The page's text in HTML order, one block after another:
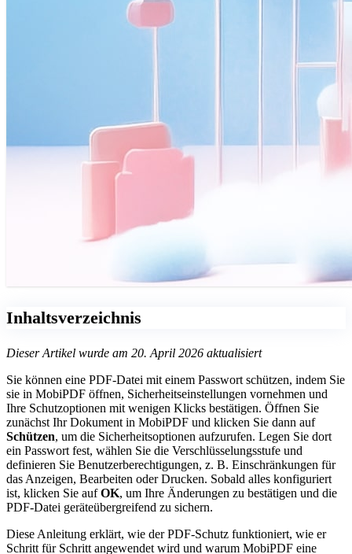
Inhaltsverzeichnis
Dieser Artikel wurde am 20. April 2026 aktualisiert
Sie können eine PDF-Datei mit einem Passwort schützen, indem Sie
sie in MobiPDF öffnen, Sicherheitseinstellungen vornehmen und
Ihre Schutzoptionen mit wenigen Klicks bestätigen. Öffnen Sie
zunächst Ihr Dokument in MobiPDF und klicken Sie dann auf
Schützen, um die Sicherheitsoptionen aufzurufen. Legen Sie dort
ein Passwort fest, wählen Sie die Verschlüsselungsstufe und
definieren Sie Benutzerberechtigungen, z. B. Einschränkungen für
das Anzeigen, Bearbeiten oder Drucken. Sobald alles konfiguriert
ist, klicken Sie aufOK, um Ihre Änderungen zu bestätigen und die
PDF-Datei geräteübergreifend zu sichern.
Diese Anleitung erklärt, wie der PDF-Schutz funktioniert, wie er
Schritt für Schritt angewendet wird und warum MobiPDF eine